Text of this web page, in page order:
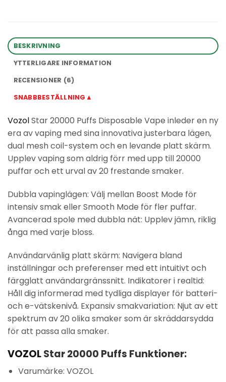
BESKRIVNING
YTTERLIGARE INFORMATION
RECENSIONER (6)
SNABBBESTÄLLNING▲
VozolStar 20000 Puffs Disposable Vape inleder en ny
era av vaping med sina innovativa justerbara lägen,
dual mesh coil-system och en levande platt skärm.
Upplev vaping som aldrig förr med upp till 20000
puffar och ett urval av 20 frestande smaker.
Dubbla vapinglägen: Välj mellan Boost Mode för
intensiv smak eller Smooth Mode för fler puffar.
Avancerad spole med dubbla nät: Upplev jämn, riklig
ånga med varje bloss.
Användarvänlig platt skärm: Navigera bland
inställningar och preferenser med ett intuitivt och
färgglatt användargränssnitt. Indikatorer i realtid:
Håll dig informerad med tydliga displayer för batteri-
och e-vätskenivå. Expansiv smakvariation: Njut av ett
spektrum av 20 olika smaker som är skräddarsydda
för att passa alla smaker.
VOZOLStar 20000 Puffs Funktioner:
Varumärke: VOZOL